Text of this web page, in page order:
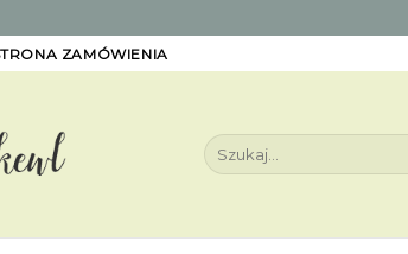
ZAMÓWIENIA
Szukaj: